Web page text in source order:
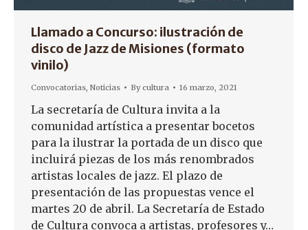
Llamado a Concurso: ilustración de
disco de Jazz de Misiones (formato
vinilo)
Convocatorias, Noticias Bycultura 16 marzo, 2021
La secretaría de Cultura invita a la
comunidad artística a presentar bocetos
para la ilustrar la portada de un disco que
incluirá piezas de los más renombrados
artistas locales de jazz. El plazo de
presentación de las propuestas vence el
martes 20 de abril. La Secretaría de Estado
de Cultura convoca a artistas, profesores y…